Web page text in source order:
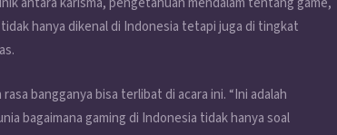
hanya dikenal di Indonesia tetapi juga di tingkat
bangganya bisa terlibat di acara ini. “Ini adalah
bagaimana gaming di Indonesia tidak hanya soal